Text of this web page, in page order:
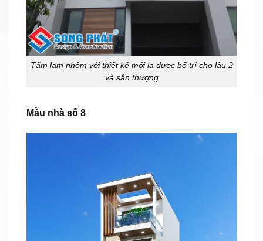
Tấm lam nhôm với thiết kế mới lạ được bố trí cho lầu 2
và sân thượng
Mẫu nhà số 8